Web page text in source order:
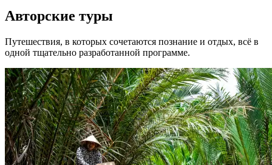
Авторские туры
Путешествия, в которых сочетаются познание и отдых, всё в
одной тщательно разработанной программе.